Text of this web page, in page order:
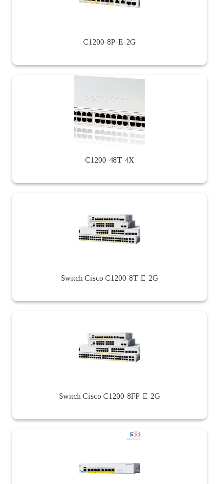
C1200-8P-E-2G
C1200-48T-4X
Switch Cisco C1200-8T-E-2G
Switch Cisco C1200-8FP-E-2G